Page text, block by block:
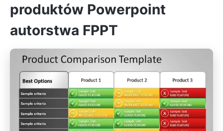
produktów Powerpoint
autorstwa FPPT